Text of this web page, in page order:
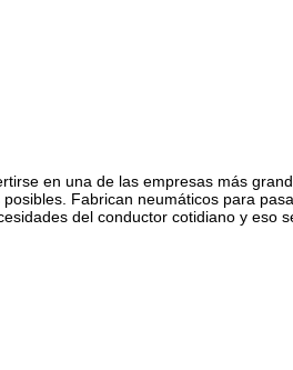
en una de las empresas más
Fabrican neumáticos para
del conductor cotidiano y eso